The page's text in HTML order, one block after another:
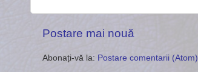
Postare mai nouă
Abonați-vă la: Postare comentarii (Atom)